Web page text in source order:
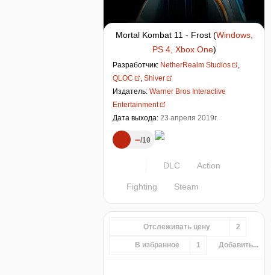
Mortal Kombat 11 - Frost (Windows,
PS 4, Xbox One)
Разработчик: NetherRealm Studios
,
QLOC
, Shiver
Издатель: Warner Bros Interactive
Entertainment
Дата выхода: 23 апреля 2019г.
– 10
DLC Action
Fighting Steam
Отслеживать цену 2
В избранное 1 Добавить...